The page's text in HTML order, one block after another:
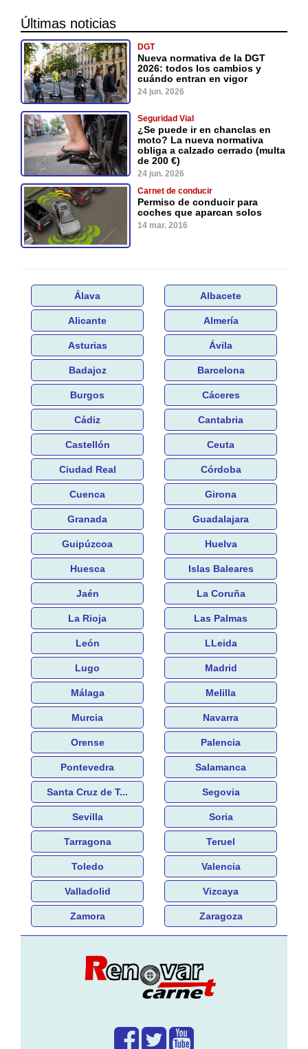
Últimas noticias
DGT
Nueva normativa de la DGT
2026: todos los cambios y
cuándo entran en vigor
24 jun. 2026
Seguridad Vial
¿Se puede ir en chanclas en
moto? La nueva normativa
obliga a calzado cerrado (multa
de 200 €)
24 jun. 2026
Carnet de conducir
Permiso de conducir para
coches que aparcan solos
14 mar. 2016
Álava Albacete
Alicante Almería
Asturias Ávila
Badajoz Barcelona
Burgos Cáceres
Cádiz Cantabria
Castellón Ceuta
Ciudad Real Córdoba
Cuenca Girona
Granada Guadalajara
Guipúzcoa Huelva
Huesca Islas Baleares
Jaén La Coruña
La Rioja Las Palmas
León LLeida
Lugo Madrid
Málaga Melilla
Murcia Navarra
Orense Palencia
Pontevedra Salamanca
Santa Cruz de T... Segovia
Sevilla Soria
Tarragona Teruel
Toledo Valencia
Valladolid Vizcaya
Zamora Zaragoza